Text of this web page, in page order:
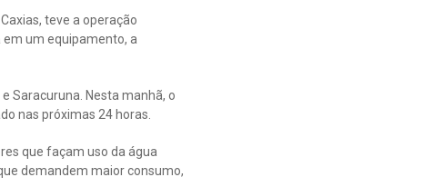
teve a operação
um equipamento, a
Saracuruna. Nesta manhã, o
nas próximas 24 horas.
que façam uso da água
demandem maior consumo,